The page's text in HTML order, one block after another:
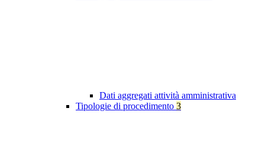
Dati aggregati attività amministrativa
Tipologie di procedimento 3